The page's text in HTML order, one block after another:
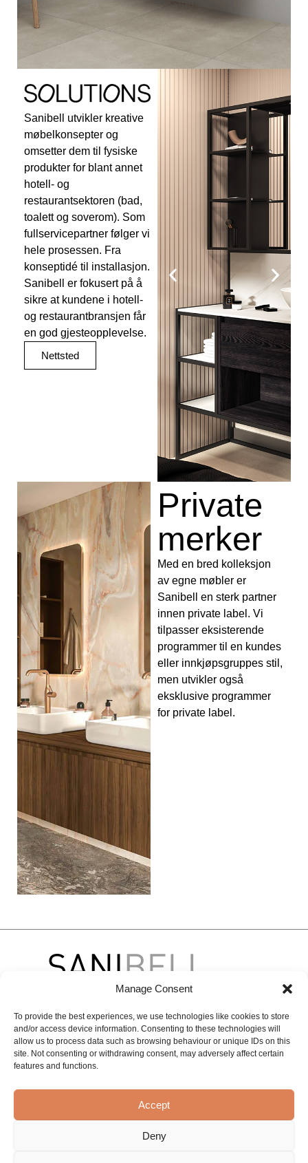
Manage Consent
To provide the best experiences, we use technologies like cookies to store
and/or access device information. Consenting to these technologies will
allow us to process data such as browsing behaviour or unique IDs on this
site. Not consenting or withdrawing consent, may adversely affect certain
features and functions.
Accept
Deny
Sanibell utvikler kreative
møbelkonsepter og
omsetter dem til fysiske
produkter for blant annet
hotell- og
restaurantsektoren (bad,
toalett og soverom). Som
fullservicepartner følger vi
hele prosessen. Fra
konseptidé til installasjon.
Sanibell er fokusert på å
sikre at kundene i hotell-
og restaurantbransjen får
en god gjesteopplevelse.
Nettsted
Private
merker
Med en bred kolleksjon
av egne møbler er
Sanibell en sterk partner
innen private label. Vi
tilpasser eksisterende
programmer til en kundes
eller innkjøpsgruppes stil,
men utvikler også
eksklusive programmer
for private label.
Om Sanibell
Prosjekter
støtte
Merkevarer
BLISS
MAI
BASIC LINE
Løsninger
Private
merker
Kontakt
Kontaktinformasjon
Ledige stillinger